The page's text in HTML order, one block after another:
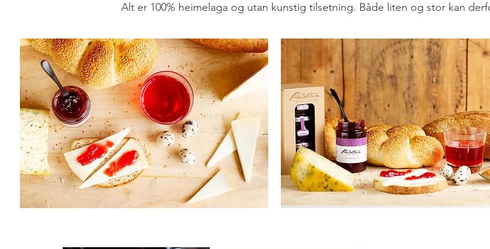
Alt er 100% heimelaga og utan kunstig tilsetning. Både liten og stor kan